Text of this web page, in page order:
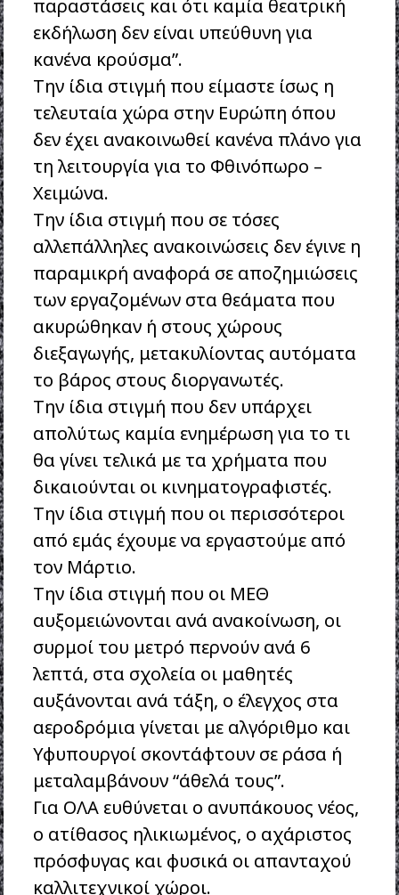
παραστάσεις και ότι καμία θεατρική
εκδήλωση δεν είναι υπεύθυνη για
κανένα κρούσμα”.
Την ίδια στιγμή που είμαστε ίσως η
τελευταία χώρα στην Ευρώπη όπου
δεν έχει ανακοινωθεί κανένα πλάνο για
τη λειτουργία για το Φθινόπωρο –
Χειμώνα.
Την ίδια στιγμή που σε τόσες
αλλεπάλληλες ανακοινώσεις δεν έγινε η
παραμικρή αναφορά σε αποζημιώσεις
των εργαζομένων στα θεάματα που
ακυρώθηκαν ή στους χώρους
διεξαγωγής, μετακυλίοντας αυτόματα
το βάρος στους διοργανωτές.
Την ίδια στιγμή που δεν υπάρχει
απολύτως καμία ενημέρωση για το τι
θα γίνει τελικά με τα χρήματα που
δικαιούνται οι κινηματογραφιστές.
Την ίδια στιγμή που οι περισσότεροι
από εμάς έχουμε να εργαστούμε από
τον Μάρτιο.
Την ίδια στιγμή που οι ΜΕΘ
αυξομειώνονται ανά ανακοίνωση, οι
συρμοί του μετρό περνούν ανά 6
λεπτά, στα σχολεία οι μαθητές
αυξάνονται ανά τάξη, ο έλεγχος στα
αεροδρόμια γίνεται με αλγόριθμο και
Υφυπουργοί σκοντάφτουν σε ράσα ή
μεταλαμβάνουν “άθελά τους”.
Για ΟΛΑ ευθύνεται ο ανυπάκουος νέος,
ο ατίθασος ηλικιωμένος, ο αχάριστος
πρόσφυγας και φυσικά οι απανταχού
καλλιτεχνικοί χώροι.